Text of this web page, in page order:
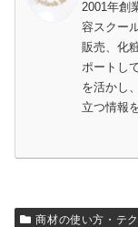
2001年創
容スクー
販売、化
ポートし
を活かし
立つ情報
商材の使い方・テ